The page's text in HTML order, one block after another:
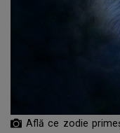
Află ce zodie